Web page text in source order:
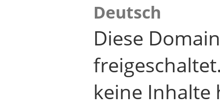
Deutsch
Diese
keine Inhalte